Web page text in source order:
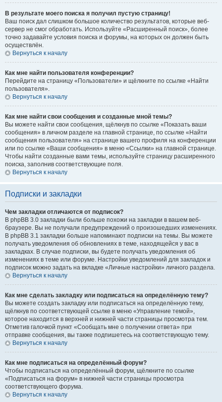
В результате моего поиска я получил пустую страницу!
Ваш поиск дал слишком большое количество результатов, которые веб-
сервер не смог обработать. Используйте «Расширенный поиск», более
точно задавайте условия поиска и форумы, на которых он должен быть
осуществлён.
Вернуться к началу
Как мне найти пользователя конференции?
Перейдите на страницу «Пользователи» и щёлкните по ссылке «Найти
пользователя».
Вернуться к началу
Как мне найти свои сообщения и созданные мной темы?
Вы можете найти свои сообщения, щёлкнув по ссылке «Показать ваши
сообщения» в личном разделе на главной странице, по ссылке «Найти
сообщения пользователя» на странице вашего профиля на конференции
или по ссылке «Ваши сообщения» в меню «Ссылки» на главной странице.
Чтобы найти созданные вами темы, используйте страницу расширенного
поиска, заполнив соответствующие поля.
Вернуться к началу
Подписки и закладки
Чем закладки отличаются от подписок?
В phpBB 3.0 закладки были больше похожи на закладки в вашем веб-
браузере. Вы не получали предупреждений о произошедших изменениях.
В phpBB 3.1 закладки больше напоминают подписки на темы. Вы можете
получать уведомления об обновлениях в теме, находящейся у вас в
закладках. В случае подписки, вы будете получать уведомления об
изменениях в теме или форуме. Настройки уведомлений для закладок и
подписок можно задать на вкладке «Личные настройки» личного раздела.
Вернуться к началу
Как мне сделать закладку или подписаться на определённую тему?
Вы можете создать закладку или подписаться на определённую тему,
щёлкнув по соответствующей ссылке в меню «Управление темой»,
которое находится в верхней и нижней части страницы просмотра тем.
Отметив галочкой пункт «Сообщать мне о получении ответа» при
отправке сообщения, вы также подпишетесь на соответствующую тему.
Вернуться к началу
Как мне подписаться на определённый форум?
Чтобы подписаться на определённый форум, щёлкните по ссылке
«Подписаться на форум» в нижней части страницы просмотра
соответствующего форума.
Вернуться к началу